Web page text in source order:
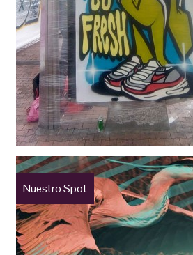
Nuestro Spot